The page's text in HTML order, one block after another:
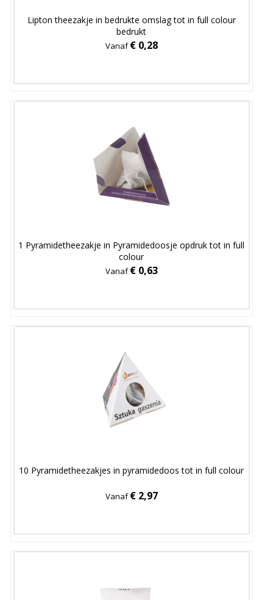
Lipton theezakje in bedrukte omslag tot in full colour
bedrukt
Vanaf€ 0,28
1 Pyramidetheezakje in Pyramidedoosje opdruk tot in full
colour
Vanaf€ 0,63
10 Pyramidetheezakjes in pyramidedoos tot in full colour
Vanaf€ 2,97